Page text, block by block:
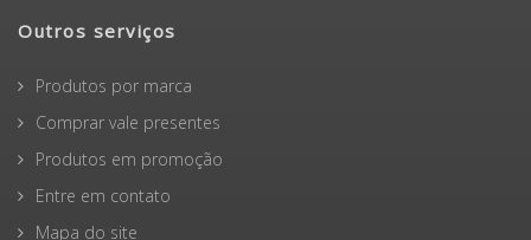
Outros serviços
Produtos por marca
Comprar vale presentes
Produtos em promoção
Entre em contato
Mapa do site